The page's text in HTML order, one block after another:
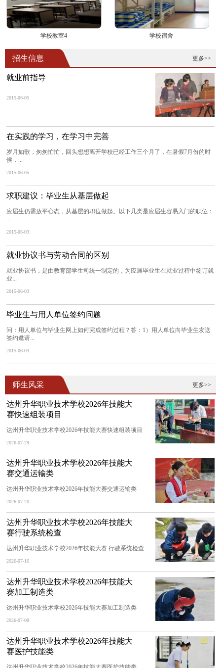
学校教室4 学校宿舍
更多>>
招生信息
就业前指导
2015-06-05
在实践的学习，在学习中完善
岁月如歌，匆匆忙忙，回头想想离开学校已经工作三个月了，在暑假7月份的时
候，...
2015-06-05
求职建议：毕业生从基层做起
应届生仍需放平心态，从基层的职位做起。以下几类是应届生容易入门的职位：
...
2015-06-03
就业协议书与劳动合同的区别
就业协议书，是由教育部学生司统一制定的，为应届毕业生在就业过程中签订就
业...
2015-06-03
毕业生与用人单位签约问题
问：用人单位与毕业生网上如何完成签约过程？答：1）用人单位向毕业生发送
签约邀请...
2015-06-03
更多>>
师生风采
达州升华职业技术学校2026年技能大
赛快速组装项目
达州升华职业技术学校2026年技能大赛快速组装项目
2026-07-29
达州升华职业技术学校2026年技能大
赛交通运输类
达州升华职业技术学校2026年技能大赛交通运输类
2026-07-20
达州升华职业技术学校2026年技能大
赛行驶系统检查
达州升华职业技术学校2026年技能大赛 行驶系统检查
2026-07-16
达州升华职业技术学校2026年技能大
赛加工制造类
达州升华职业技术学校2026年技能大赛加工制造类
2026-07-08
达州升华职业技术学校2026年技能大
赛医护技能类